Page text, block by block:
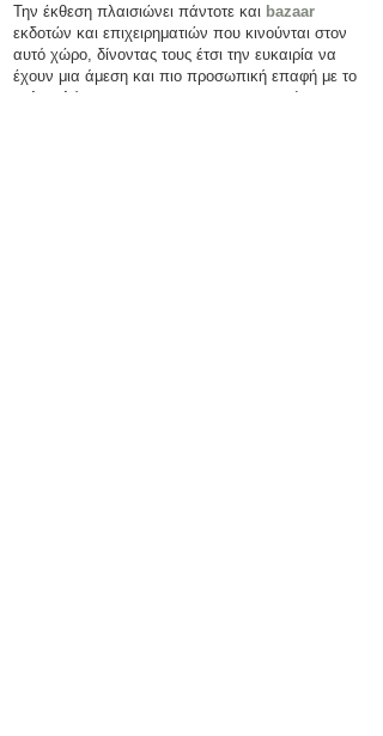
Την έκθεση πλαισιώνει πάντοτε και bazaar
εκδοτών και επιχειρηματιών που κινούνται στον
αυτό χώρο, δίνοντας τους έτσι την ευκαιρία να
έχουν μια άμεση και πιο προσωπική επαφή με το
πελατολόγιο τους και να «αφουγκραστούν» τις